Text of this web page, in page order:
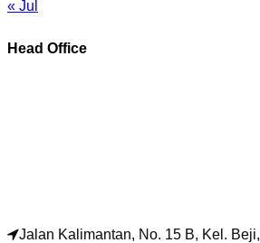
« Jul
Head Office
Jalan Kalimantan, No. 15 B, Kel.